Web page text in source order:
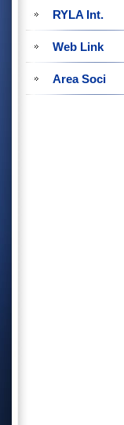
RYLA Int.
Web Link
Area Soci